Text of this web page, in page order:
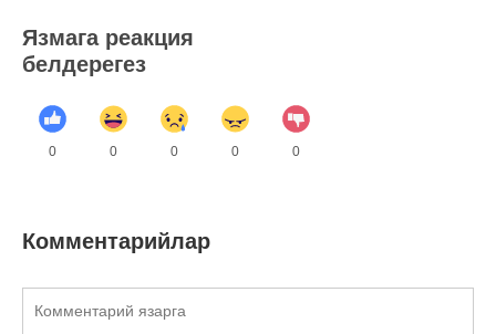
Язмага реакция
белдерегез
0 0 0 0 0
Комментарийлар